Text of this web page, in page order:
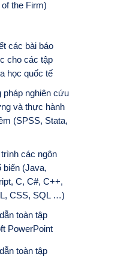
the Firm)
các bài báo
cho các tập
học quốc tế
pháp nghiên cứu
và thực hành
(SPSS, Stata,
các ngôn
biến (Java,
C, C#, C++,
CSS, SQL …)
toàn tập
PowerPoint
toàn tập